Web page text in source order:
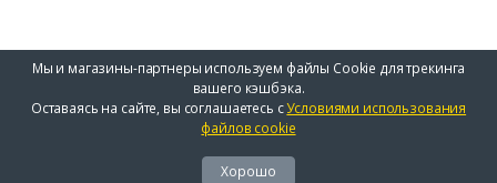
Мы и магазины-партнеры используем файлы Cookie для трекинга
вашего кэшбэка.
Оставаясь на сайте, вы соглашаетесь сУсловиями использования
файлов cookie
Хорошо